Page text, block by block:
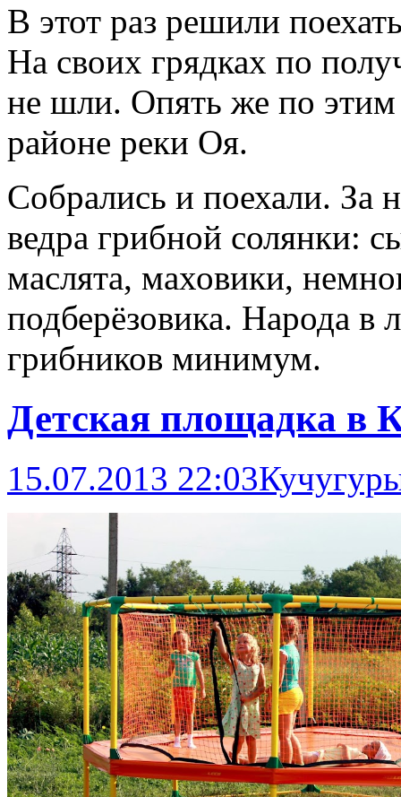
В этот раз решили
На своих грядках по
не шли. Опять же по
районе реки Оя.
Собрались и поехали. За
ведра грибной солянки:
маслята, маховики,
подберёзовика. Народа в
грибников минимум.
Детская площадка в
15.07.2013 22:03